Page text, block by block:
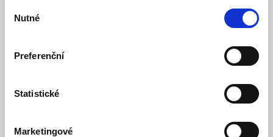
souhlasu
Nutné
Preferenční
Statistické
Marketingové
2 733 Kč
Detail Do košíku